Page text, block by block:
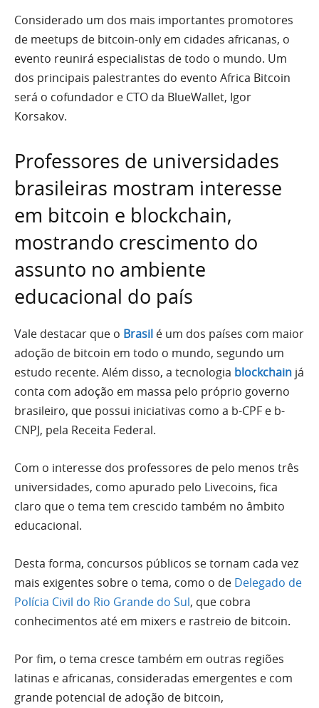
Considerado um dos mais importantes promotores
de meetups de bitcoin-only em cidades africanas, o
evento reunirá especialistas de todo o mundo. Um
dos principais palestrantes do evento Africa Bitcoin
será o cofundador e CTO da BlueWallet, Igor
Korsakov.
Professores de universidades
brasileiras mostram interesse
em bitcoin e blockchain,
mostrando crescimento do
assunto no ambiente
educacional do país
Vale destacar que o Brasil é um dos países com maior
adoção de bitcoin em todo o mundo, segundo um
estudo recente. Além disso, a tecnologia blockchain já
conta com adoção em massa pelo próprio governo
brasileiro, que possui iniciativas como a b-CPF e b-
CNPJ, pela Receita Federal.
Com o interesse dos professores de pelo menos três
universidades, como apurado pelo Livecoins, fica
claro que o tema tem crescido também no âmbito
educacional.
Desta forma, concursos públicos se tornam cada vez
mais exigentes sobre o tema, como o de Delegado de
Polícia Civil do Rio Grande do Sul, que cobra
conhecimentos até em mixers e rastreio de bitcoin.
Por fim, o tema cresce também em outras regiões
latinas e africanas, consideradas emergentes e com
grande potencial de adoção de bitcoin,